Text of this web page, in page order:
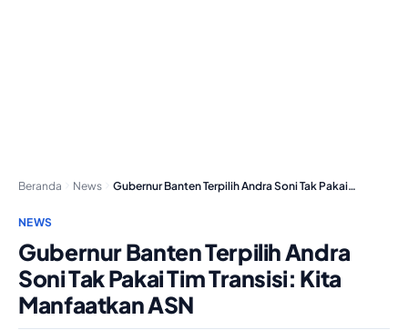
Beranda News Gubernur Banten Terpilih Andra Soni Tak Pakai Tim…
NEWS
Gubernur Banten Terpilih Andra
Soni Tak Pakai Tim Transisi: Kita
Manfaatkan ASN